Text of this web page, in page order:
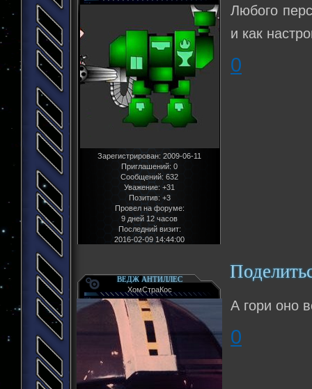
Зарегистрирован: 2009-06-11
Приглашений: 0
Сообщений: 632
Уважение: +31
Позитив: +3
Провел на форуме:
9 дней 12 часов
Последний визит:
2016-02-09 14:44:00
Любого
и как
0
ВЕДЖ АНТИЛЛЕС
ХомСтраКос
А гори оно
0